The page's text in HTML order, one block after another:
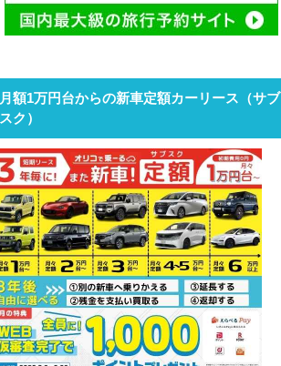
月額1万円台からの新車定額カーリース（サブ
スク）